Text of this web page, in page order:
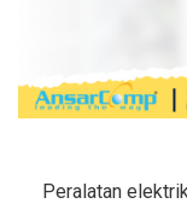
Peralatan